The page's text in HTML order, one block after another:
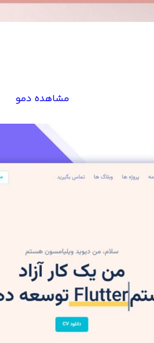
مشاهده دمو